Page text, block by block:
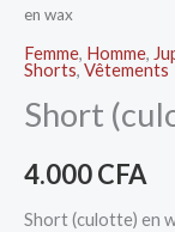
en wax
Femme, Homme,
Shorts, Vêtements
Short
4.000CFA
Short (culotte) en